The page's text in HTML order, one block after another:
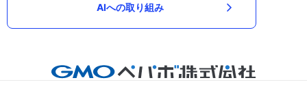
AIへの取り組み